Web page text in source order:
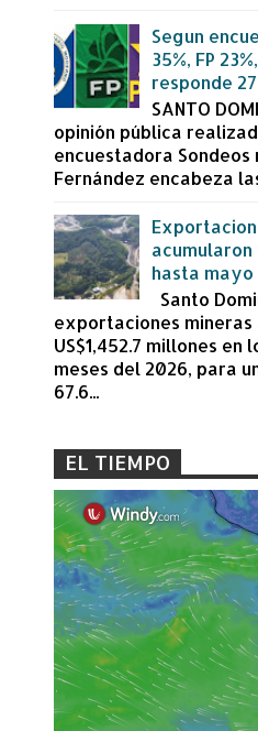
Segun
35%, FP
responde
SANTO
opinión pública
encuestadora
Fernández encabeza
acumularon
hasta mayo
Santo
exportaciones mineras
US$1,452.7 millones en
meses del 2026, para
67.6...
EL TIEMPO